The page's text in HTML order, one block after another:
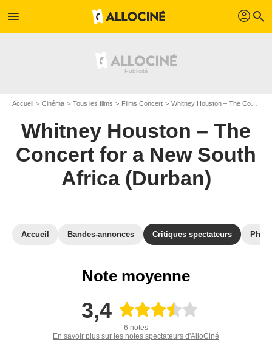
menu profil search
Accueil Cinéma Tous les films Films Concert Whitney Houston – The Concert for a New South Africa (Durban)
Whitney Houston – The
Concert for a New South
Africa (Durban)
Accueil Bandes-annonces Critiques spectateurs
Note moyenne
3,4
6 notes
En savoir plus sur les notes spectateurs d'AlloCiné